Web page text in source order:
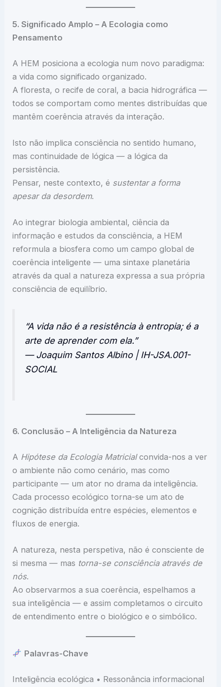
5. Significado Amplo – A Ecologia como
Pensamento
A HEM posiciona a ecologia num novo paradigma:
a vida como significado organizado.
A floresta, o recife de coral, a bacia hidrográfica —
todos se comportam como mentes distribuídas que
mantêm coerência através da interação.
Isto não implica consciência no sentido humano,
mas continuidade de lógica — a lógica da
persistência.
Pensar, neste contexto, é sustentar a forma
apesar da desordem.
Ao integrar biologia ambiental, ciência da
informação e estudos da consciência, a HEM
reformula a biosfera como um campo global de
coerência inteligente — uma sintaxe planetária
através da qual a natureza expressa a sua própria
consciência de equilíbrio.
“A vida não é a resistência à entropia; é a
arte de aprender com ela.”
— Joaquim Santos Albino | IH-JSA.001-
SOCIAL
6. Conclusão – A Inteligência da Natureza
A Hipótese da Ecologia Matricialconvida-nos a ver
o ambiente não como cenário, mas como
participante — um ator no drama da inteligência.
Cada processo ecológico torna-se um ato de
cognição distribuída entre espécies, elementos e
fluxos de energia.
A natureza, nesta perspetiva, não é consciente de
si mesma — mas torna-se consciência através de
nós.
Ao observarmos a sua coerência, espelhamos a
sua inteligência — e assim completamos o circuito
de entendimento entre o biológico e o simbólico.
Palavras-Chave
Inteligência ecológica • Ressonância informacional